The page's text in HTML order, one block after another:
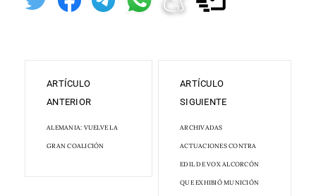
ARTÍCULO
ANTERIOR
ALEMANIA: VUELVE LA
GRAN COALICIÓN
ARTÍCULO
SIGUIENTE
ARCHIVADAS
ACTUACIONES CONTRA
EDIL DE VOX ALCORCÓN
QUE EXHIBIÓ MUNICIÓN